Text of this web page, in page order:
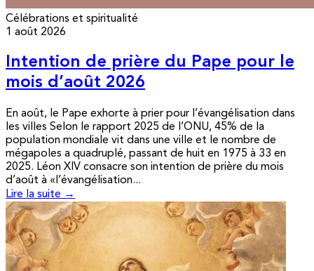
Célébrations et spiritualité
1 août 2026
Intention de prière du Pape pour le
mois d’août 2026
En août, le Pape exhorte à prier pour l’évangélisation dans
les villes Selon le rapport 2025 de l’ONU, 45% de la
population mondiale vit dans une ville et le nombre de
mégapoles a quadruplé, passant de huit en 1975 à 33 en
2025. Léon XIV consacre son intention de prière du mois
d’août à «l’évangélisation...
Lire la suite →